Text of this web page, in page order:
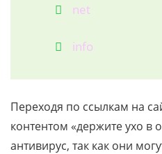
net
info
Переходя по ссылкам на
контентом «держите ухо в
антивирус, так как они